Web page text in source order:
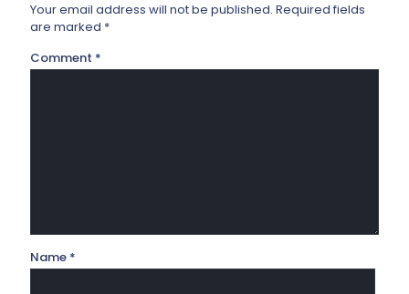
Your email address will not be published. Required fields
are marked *
Comment *
Name *